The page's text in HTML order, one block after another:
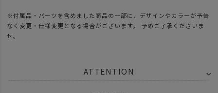
※付属品・パーツを含めました商品の一部に、デザインやカラーが予告
なく変更・仕様変更となる場合がございます。 予めご了承くださいま
せ。
ATTENTION